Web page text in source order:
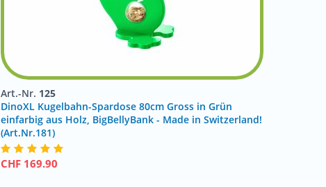
Art.-Nr. 125
DinoXL Kugelbahn-Spardose 80cm Gross in Grün
einfarbig aus Holz, BigBellyBank - Made in Switzerland!
(Art.Nr.181)
CHF 169.90